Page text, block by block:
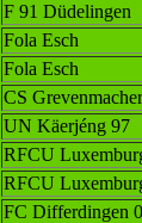
F 91 Düdelingen
Fola Esch
Fola Esch
CS Grevenmacher
UN Käerjéng 97
RFCU
RFCU
FC Differdingen